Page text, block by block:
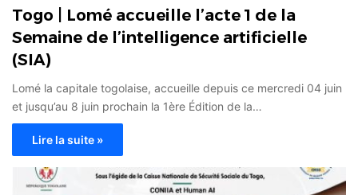
Togo | Lomé accueille l’acte 1 de la
Semaine de l’intelligence artificielle
(SIA)
Lomé la capitale togolaise, accueille depuis ce mercredi 04 juin
et jusqu’au 8 juin prochain la 1ère Édition de la…
Lire la suite »